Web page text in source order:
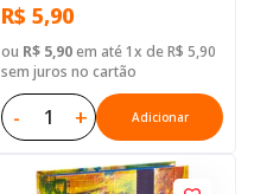
R$ 5,90
ou R$ 5,90em até 1x de R$ 5,90
sem juros no cartão
- + Adicionar